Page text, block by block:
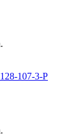
107-3-P